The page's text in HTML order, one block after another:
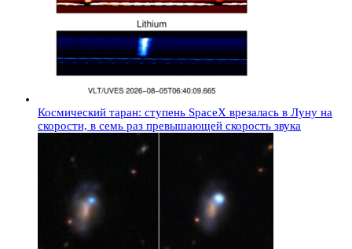
Космический таран: ступень SpaceX врезалась в Луну на
скорости, в семь раз превышающей скорость звука